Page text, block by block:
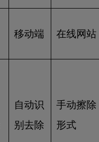
移动端 在线网站
自动识
别去除
手动擦除
形式